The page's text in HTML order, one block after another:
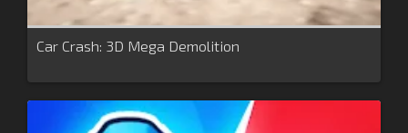
Car Crash: 3D Mega Demolition